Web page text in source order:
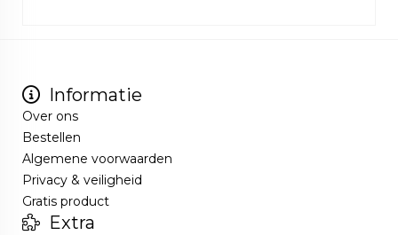
Informatie
Over ons
Bestellen
Algemene voorwaarden
Privacy & veiligheid
Gratis product
Extra